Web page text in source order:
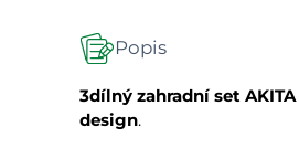
Popis
3dílný zahradní set AKITA
design.